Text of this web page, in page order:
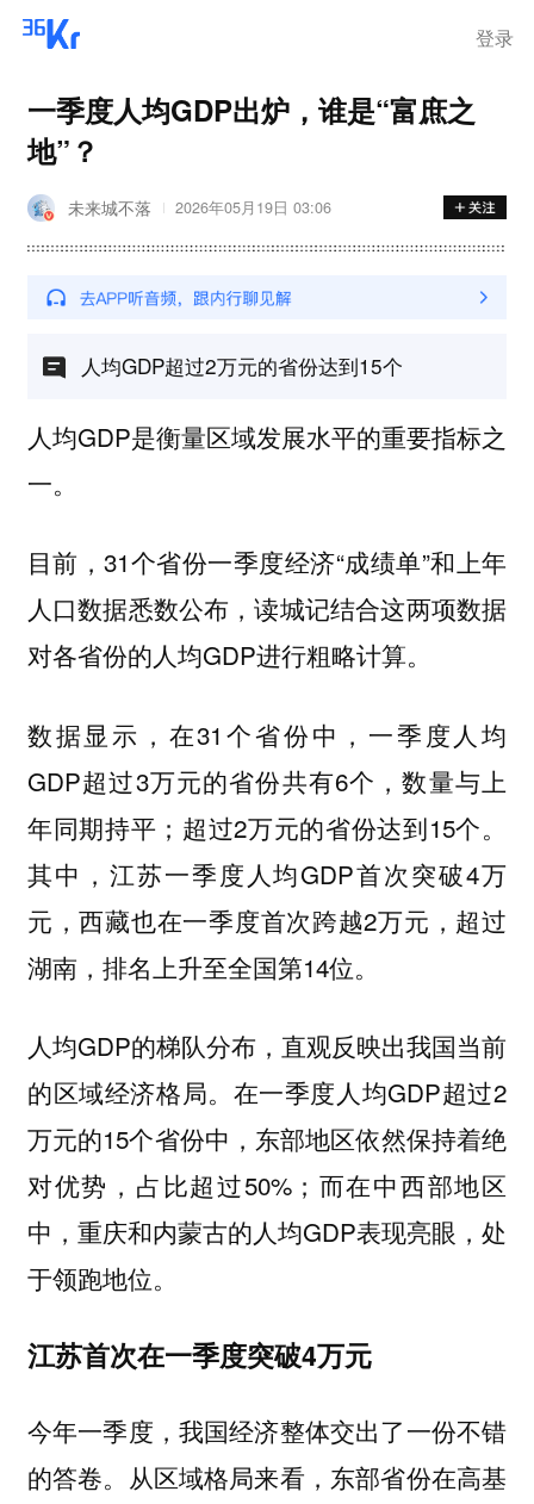
登录
一季度人均GDP出炉，谁是“富庶之
地”？
未来城不落 2026年05月19日 03:06
人均GDP超过2万元的省份达到15个
人均GDP是衡量区域发展水平的重要指标之
一。
目前，31个省份一季度经济“成绩单”和上年
人口数据悉数公布，读城记结合这两项数据
对各省份的人均GDP进行粗略计算。
数据显示，在31个省份中，一季度人均
GDP超过3万元的省份共有6个，数量与上
年同期持平；超过2万元的省份达到15个。
其中，江苏一季度人均GDP首次突破4万
元，西藏也在一季度首次跨越2万元，超过
湖南，排名上升至全国第14位。
人均GDP的梯队分布，直观反映出我国当前
的区域经济格局。在一季度人均GDP超过2
万元的15个省份中，东部地区依然保持着绝
对优势，占比超过50%；而在中西部地区
中，重庆和内蒙古的人均GDP表现亮眼，处
于领跑地位。
江苏首次在一季度突破4万元
今年一季度，我国经济整体交出了一份不错
的答卷。从区域格局来看，东部省份在高基